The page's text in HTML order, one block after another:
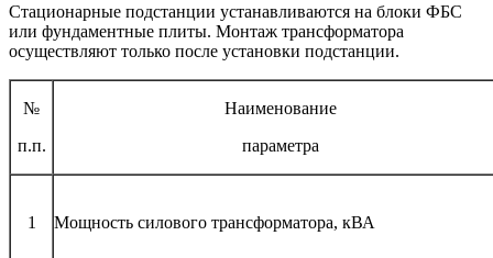
Стационарные подстанции устанавливаются на блоки ФБС
или фундаментные плиты. Монтаж трансформатора
осуществляют только после установки подстанции.
№
п.п.
Наименование
параметра
1 Мощность силового трансформатора, кВА